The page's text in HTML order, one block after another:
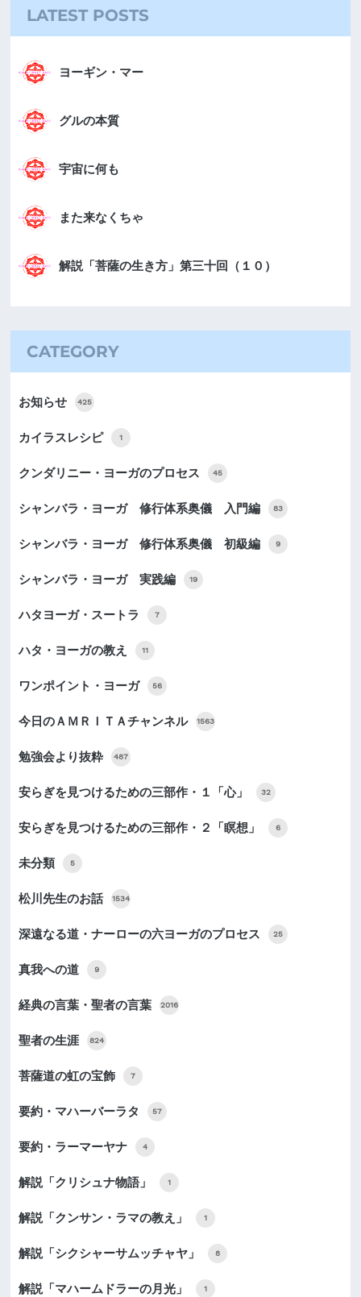
LATEST POSTS
ヨーギン・マー
グルの本質
宇宙に何も
また来なくちゃ
解説「菩薩の生き方」第三十回（１０）
CATEGORY
お知らせ 425
カイラスレシピ 1
クンダリニー・ヨーガのプロセス 45
シャンバラ・ヨーガ 修行体系奥儀 入門編 83
シャンバラ・ヨーガ 修行体系奥儀 初級編 9
シャンバラ・ヨーガ 実践編 19
ハタヨーガ・スートラ 7
ハタ・ヨーガの教え 11
ワンポイント・ヨーガ 56
今日のＡＭＲＩＴＡチャンネル 1563
勉強会より抜粋 487
安らぎを見つけるための三部作・１「心」 32
安らぎを見つけるための三部作・２「瞑想」 6
未分類 5
松川先生のお話 1534
深遠なる道・ナーローの六ヨーガのプロセス 25
真我への道 9
経典の言葉・聖者の言葉 2016
聖者の生涯 824
菩薩道の虹の宝飾 7
要約・マハーバーラタ 57
要約・ラーマーヤナ 4
解説「クリシュナ物語」 1
解説「クンサン・ラマの教え」 1
解説「シクシャーサムッチャヤ」 8
解説「マハームドラーの月光」 1